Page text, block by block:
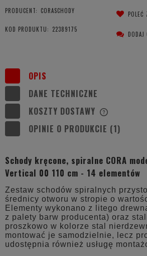
PRODUCENT: CORASCHODY
KOD PRODUKTU: 22389175
POLEĆ
DODAJ
OPIS
DANE TECHNICZNE
KOSZTY DOSTAWY
KOSZTÓW
OPINIE O PRODUKCIE (1)
Schody kręcone, spiralne CORA
Vertical 00 110 cm - 14 elementów
Zestaw schodów spiralnych
średnicy otworu w stropie o
Elementy wykonano z litego
z palety barw producenta) oraz
proszkowo w kolorze stal
montować je samodzielnie, lecz
udostępnia również usługę